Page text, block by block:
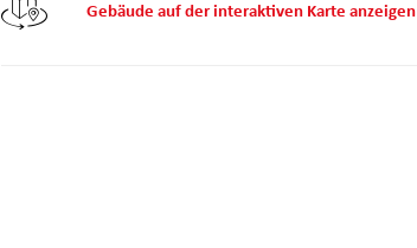
Gebäude auf der interaktiven Karte anzeigen